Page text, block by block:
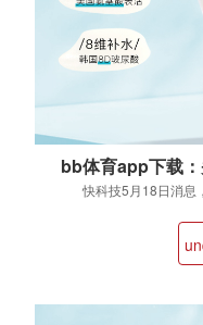
bb体育app下载
快科技5月18日消息